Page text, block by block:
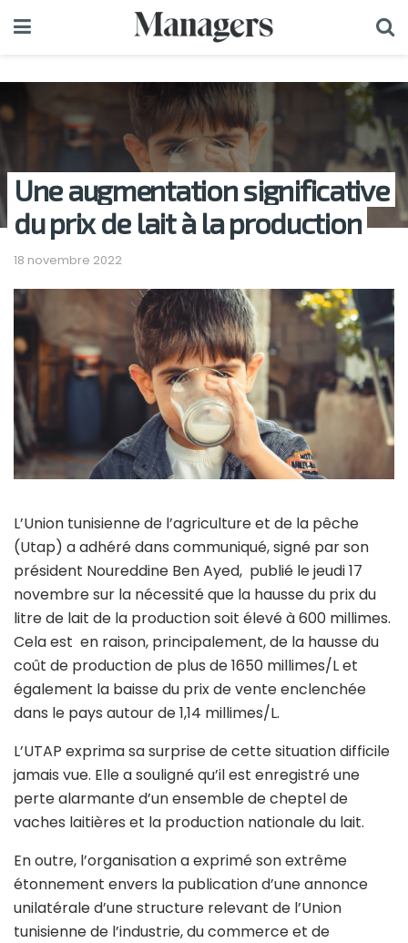
Une augmentation significative
du prix de lait à la production
18 novembre 2022
L’Union tunisienne de l’agriculture et de la pêche
(Utap) a adhéré dans communiqué, signé par son
président Noureddine Ben Ayed, publié le jeudi 17
novembre sur la nécessité que la hausse du prix du
litre de lait de la production soit élevé à 600 millimes.
Cela est en raison, principalement, de la hausse du
coût de production de plus de 1650 millimes/L et
également la baisse du prix de vente enclenchée
dans le pays autour de 1,14 millimes/L.
L’UTAP exprima sa surprise de cette situation difficile
jamais vue. Elle a souligné qu’il est enregistré une
perte alarmante d’un ensemble de cheptel de
vaches laitières et la production nationale du lait.
En outre, l’organisation a exprimé son extrême
étonnement envers la publication d’une annonce
unilatérale d’une structure relevant de l’Union
tunisienne de l’industrie, du commerce et de